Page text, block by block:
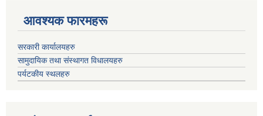
आवश्यक फारमहरू
सरकारी कार्यालयहरु
सामुदायिक तथा संस्थागत विधालयहरु
पर्यटकीय स्थलहरु